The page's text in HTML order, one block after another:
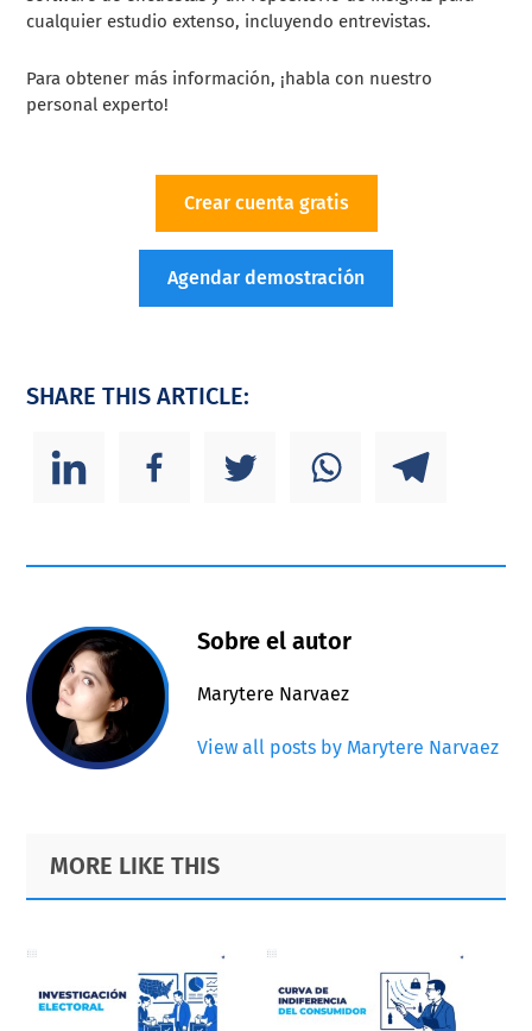
cualquier estudio extenso, incluyendo entrevistas.
Para obtener más información, ¡habla con nuestro
personal experto!
Crear cuenta gratis
Agendar demostración
SHARE THIS ARTICLE:
Sobre el autor
Marytere Narvaez
View all posts by Marytere Narvaez
Primary
Sidebar
Footer
MORE LIKE THIS